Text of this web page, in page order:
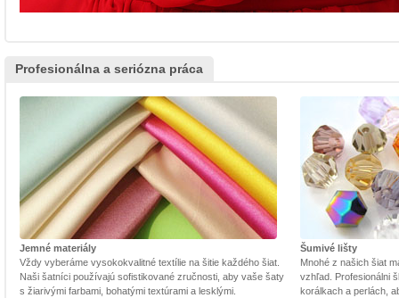
Profesionálna a seriózna práca
Jemné materiály
Vždy vyberáme vysokokvalitné textílie na šitie každého šiat.
Naši šatníci používajú sofistikované zručnosti, aby vaše šaty
s žiarivými farbami, bohatými textúrami a lesklými.
Šumivé lišty
Mnohé z našich šiat
vzhľad. Profesionálni
korálkach a perlách,